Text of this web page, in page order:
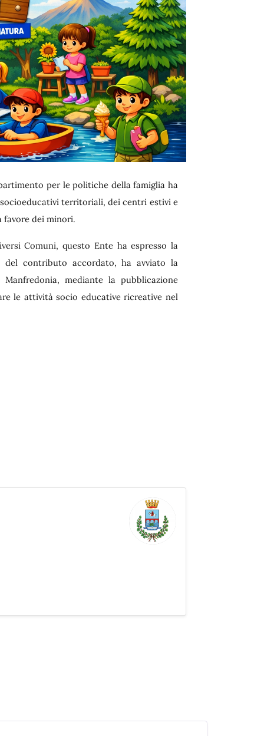
per le politiche della famiglia ha
territoriali, dei centri estivi e
favore dei minori.
Comuni, questo Ente ha espresso la
del contributo accordato, ha avviato la
mediante la pubblicazione
le attività socio educative ricreative nel